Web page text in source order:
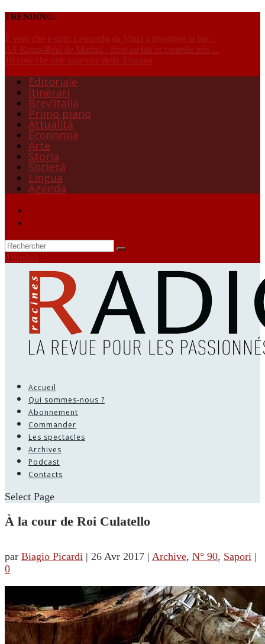
TRENDING:
È vero che è stato Leonardo da Vinci a inventare la bic...
AS Roma-Réal de Madrid : droit au but et contrôle très ...
10 cose che non sapevate della Toscana
Editoriale
Itinerari
Brev’Italia
Primo piano
Attualità
Economia
Arte
Storia
Società
Lingua
Agenda
0 produit
Accueil
Qui sommes-nous ?
Abonnement
Commander
Les spectacles
Archives
Podcast
Contacts
Select Page
À la cour de Roi Culatello
par Biagio Picardi | 26 Avr 2017 | Archive, N° 90, Sapori |
0